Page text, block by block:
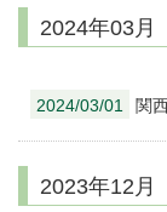
2024年03月
2024/03/01 関
2023年12月